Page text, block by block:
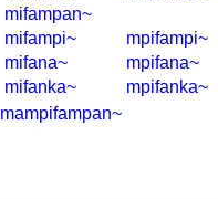
mifampan~
mifampi~
mpifampi~
mifana~
mpifana~
mifanka~
mpifanka~
mampifampan~